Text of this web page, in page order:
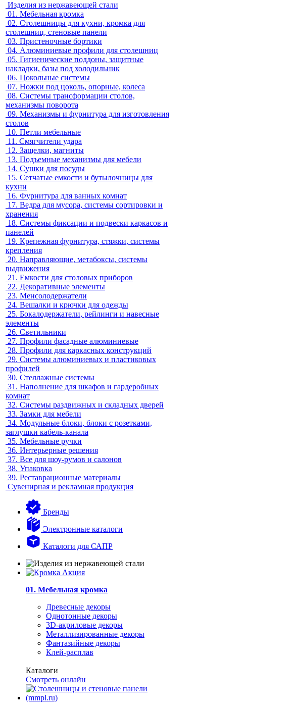
Изделия из нержавеющей стали
01. Мебельная кромка
02. Столешницы для кухни, кромка для
столешниц, стеновые панели
03. Пристеночные бортики
04. Алюминиевые профили для столешниц
05. Гигиенические поддоны, защитные
накладки, базы под холодильник
06. Цокольные системы
07. Ножки под цоколь, опорные, колеса
08. Системы трансформации столов,
механизмы поворота
09. Механизмы и фурнитура для изготовления
столов
10. Петли мебельные
11. Смягчители удара
12. Защелки, магниты
13. Подъемные механизмы для мебели
14. Сушки для посуды
15. Сетчатые емкости и бутылочницы для
кухни
16. Фурнитура для ванных комнат
17. Ведра для мусора, системы сортировки и
хранения
18. Системы фиксации и подвески каркасов и
панелей
19. Крепежная фурнитура, стяжки, системы
крепления
20. Направляющие, метабоксы, системы
выдвижения
21. Емкости для столовых приборов
22. Декоративные элементы
23. Менсолодержатели
24. Вешалки и крючки для одежды
25. Бокалодержатели, рейлинги и навесные
элементы
26. Светильники
27. Профили фасадные алюминиевые
28. Профили для каркасных конструкций
29. Системы алюминиевых и пластиковых
профилей
30. Стеллажные системы
31. Наполнение для шкафов и гардеробных
комнат
32. Системы раздвижных и складных дверей
33. Замки для мебели
34. Модульные блоки, блоки с розетками,
заглушки кабель-канала
35. Мебельные ручки
36. Интерьерные решения
37. Все для шоу-румов и салонов
38. Упаковка
39. Реставрационные материалы
Сувенирная и рекламная продукция
Бренды
Электронные каталоги
Каталоги для САПР
01. Мебельная кромка
Древесные декоры
Однотонные декоры
3D-акриловые декоры
Металлизированные декоры
Фантазийные декоры
Клей-расплав
Каталоги
Смотреть онлайн